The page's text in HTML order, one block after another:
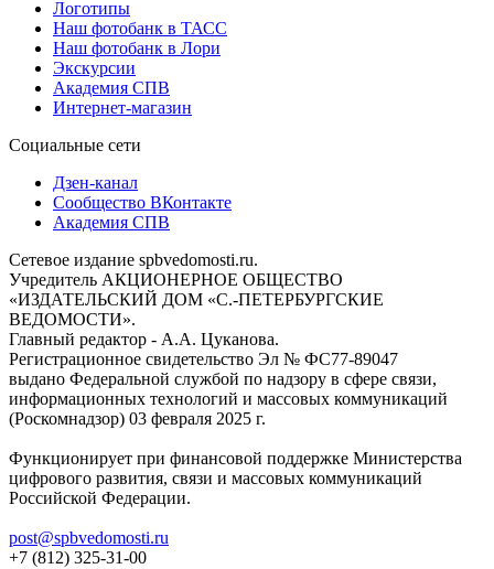
Логотипы
Наш фотобанк в ТАСС
Наш фотобанк в Лори
Экскурсии
Академия СПВ
Интернет-магазин
Социальные сети
Дзен-канал
Сообщество ВКонтакте
Академия СПВ
Сетевое издание spbvedomosti.ru.
Учредитель АКЦИОНЕРНОЕ ОБЩЕСТВО
«ИЗДАТЕЛЬСКИЙ ДОМ «С.-ПЕТЕРБУРГСКИЕ
ВЕДОМОСТИ».
Главный редактор - А.А. Цуканова.
Регистрационное свидетельство Эл № ФС77-89047
выдано Федеральной службой по надзору в сфере связи,
информационных технологий и массовых коммуникаций
(Роскомнадзор) 03 февраля 2025 г.
Функционирует при финансовой поддержке Министерства
цифрового развития, связи и массовых коммуникаций
Российской Федерации.
post@spbvedomosti.ru
+7 (812) 325-31-00